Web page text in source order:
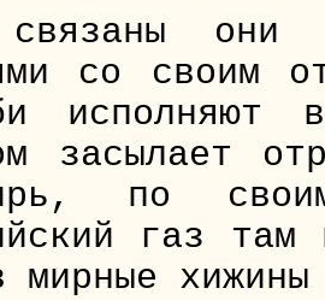
они
со своим
засылает
по
газ
мирные